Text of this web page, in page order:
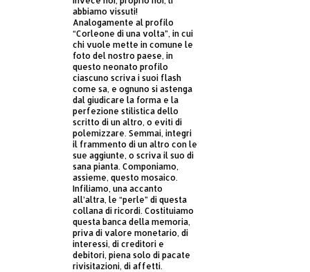
abbiamo vissuti!
Analogamente al profilo
“Corleone di una volta”, in cui
chi vuole mette in comune le
foto del nostro paese, in
questo neonato profilo
ciascuno scriva i suoi flash
come sa, e ognuno si astenga
dal giudicare la forma e la
perfezione stilistica dello
scritto di un altro, o eviti di
polemizzare. Semmai, integri
il frammento di un altro con le
sue aggiunte, o scriva il suo di
sana pianta. Componiamo,
assieme, questo mosaico.
Infiliamo, una accanto
all’altra, le “perle” di questa
collana di ricordi. Costituiamo
questa banca della memoria,
priva di valore monetario, di
interessi, di creditori e
debitori, piena solo di pacate
rivisitazioni, di affetti.